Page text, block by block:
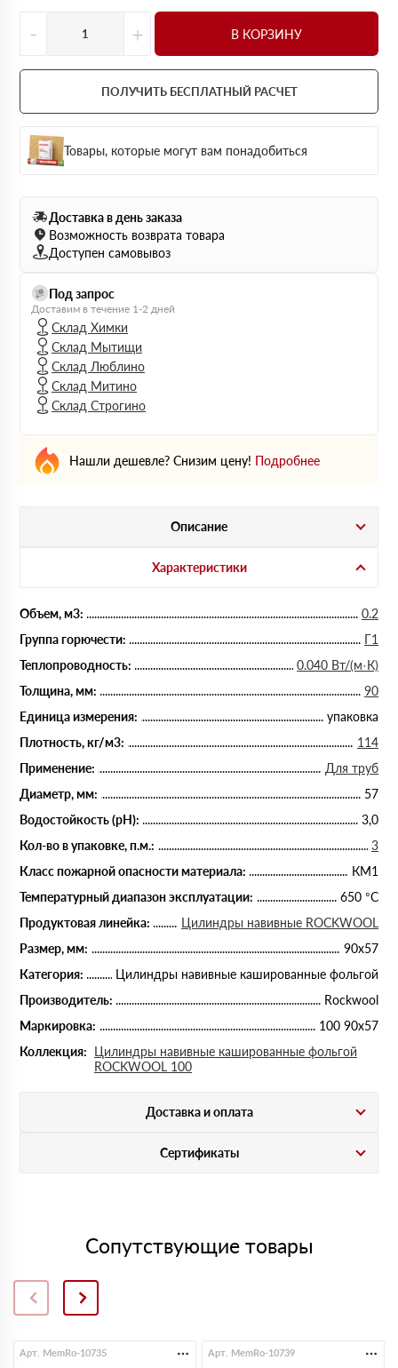
- + В КОРЗИНУ
ПОЛУЧИТЬ БЕСПЛАТНЫЙ РАСЧЕТ
Товары, которые могут вам понадобиться
Доставка в день заказа
Возможность возврата товара
Доступен самовывоз
Под запрос
Доставим в течение 1-2 дней
Склад Химки
Склад Мытищи
Склад Люблино
Склад Митино
Склад Строгино
Нашли дешевле? Снизим цену! Подробнее
Описание
Характеристики
Объем, м3:
0.2
Группа горючести:
Г1
Теплопроводность:
0.040 Вт/(м·К)
Толщина, мм:
90
Единица измерения:
упаковка
Плотность, кг/м3:
114
Применение:
Для труб
Диаметр, мм:
57
Водостойкость (рН):
3,0
Кол-во в упаковке, п.м.:
3
Класс пожарной опасности материала:
КМ1
Температурный диапазон эксплуатации:
650 °С
Продуктовая линейка:
Цилиндры навивные ROCKWOOL
Размер, мм:
90х57
Категория:
Цилиндры навивные кашированные фольгой
Производитель:
Rockwool
Маркировка:
100 90х57
Коллекция: Цилиндры навивные кашированные фольгой
ROCKWOOL 100
Доставка и оплата
Сертификаты
Сопутствующие товары
Арт. MemRo-10735 Арт. MemRo-10739